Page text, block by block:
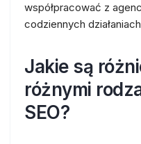
współpracować z
codziennych
Jakie są
różnymi
SEO?